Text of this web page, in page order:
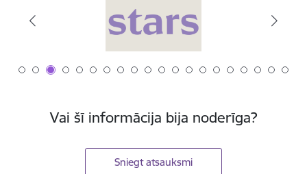
Vai šī informācija bija noderīga?
Sniegt atsauksmi